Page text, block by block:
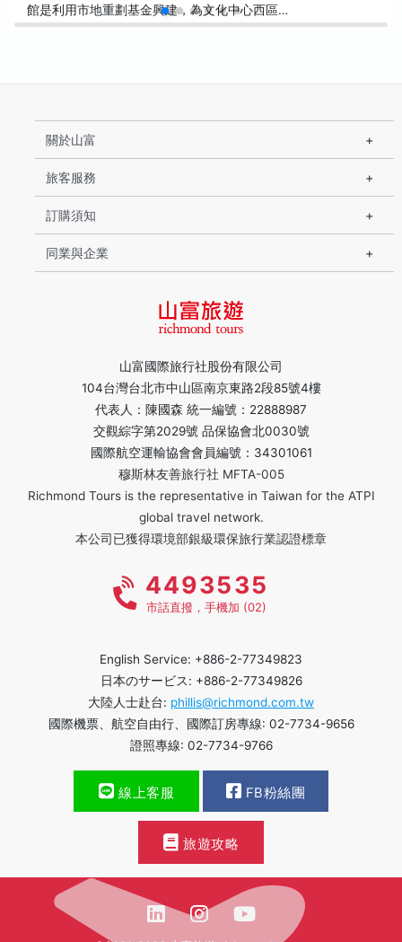
館是利用市地重劃基金興建，為文化中心西區…
山富國際旅行社股份有限公司
104台灣台北市中山區南京東路2段85號4樓
代表人：陳國森 統一編號：22888987
交觀綜字第2029號 品保協會北0030號
國際航空運輸協會會員編號：34301061
穆斯林友善旅行社 MFTA-005
Richmond Tours is the representative in Taiwan for the ATPI
global travel network.
本公司已獲得環境部銀級環保旅行業認證標章
關於山富
旅客服務
訂購須知
同業與企業
4493535
市話直撥，手機加 (02)
English Service: +886-2-77349823
日本のサービス: +886-2-77349826
大陸人士赴台: phillis@richmond.com.tw
國際機票、航空自由行、國際訂房專線: 02-7734-9656
證照專線: 02-7734-9766
線上客服 FB粉絲團
旅遊攻略